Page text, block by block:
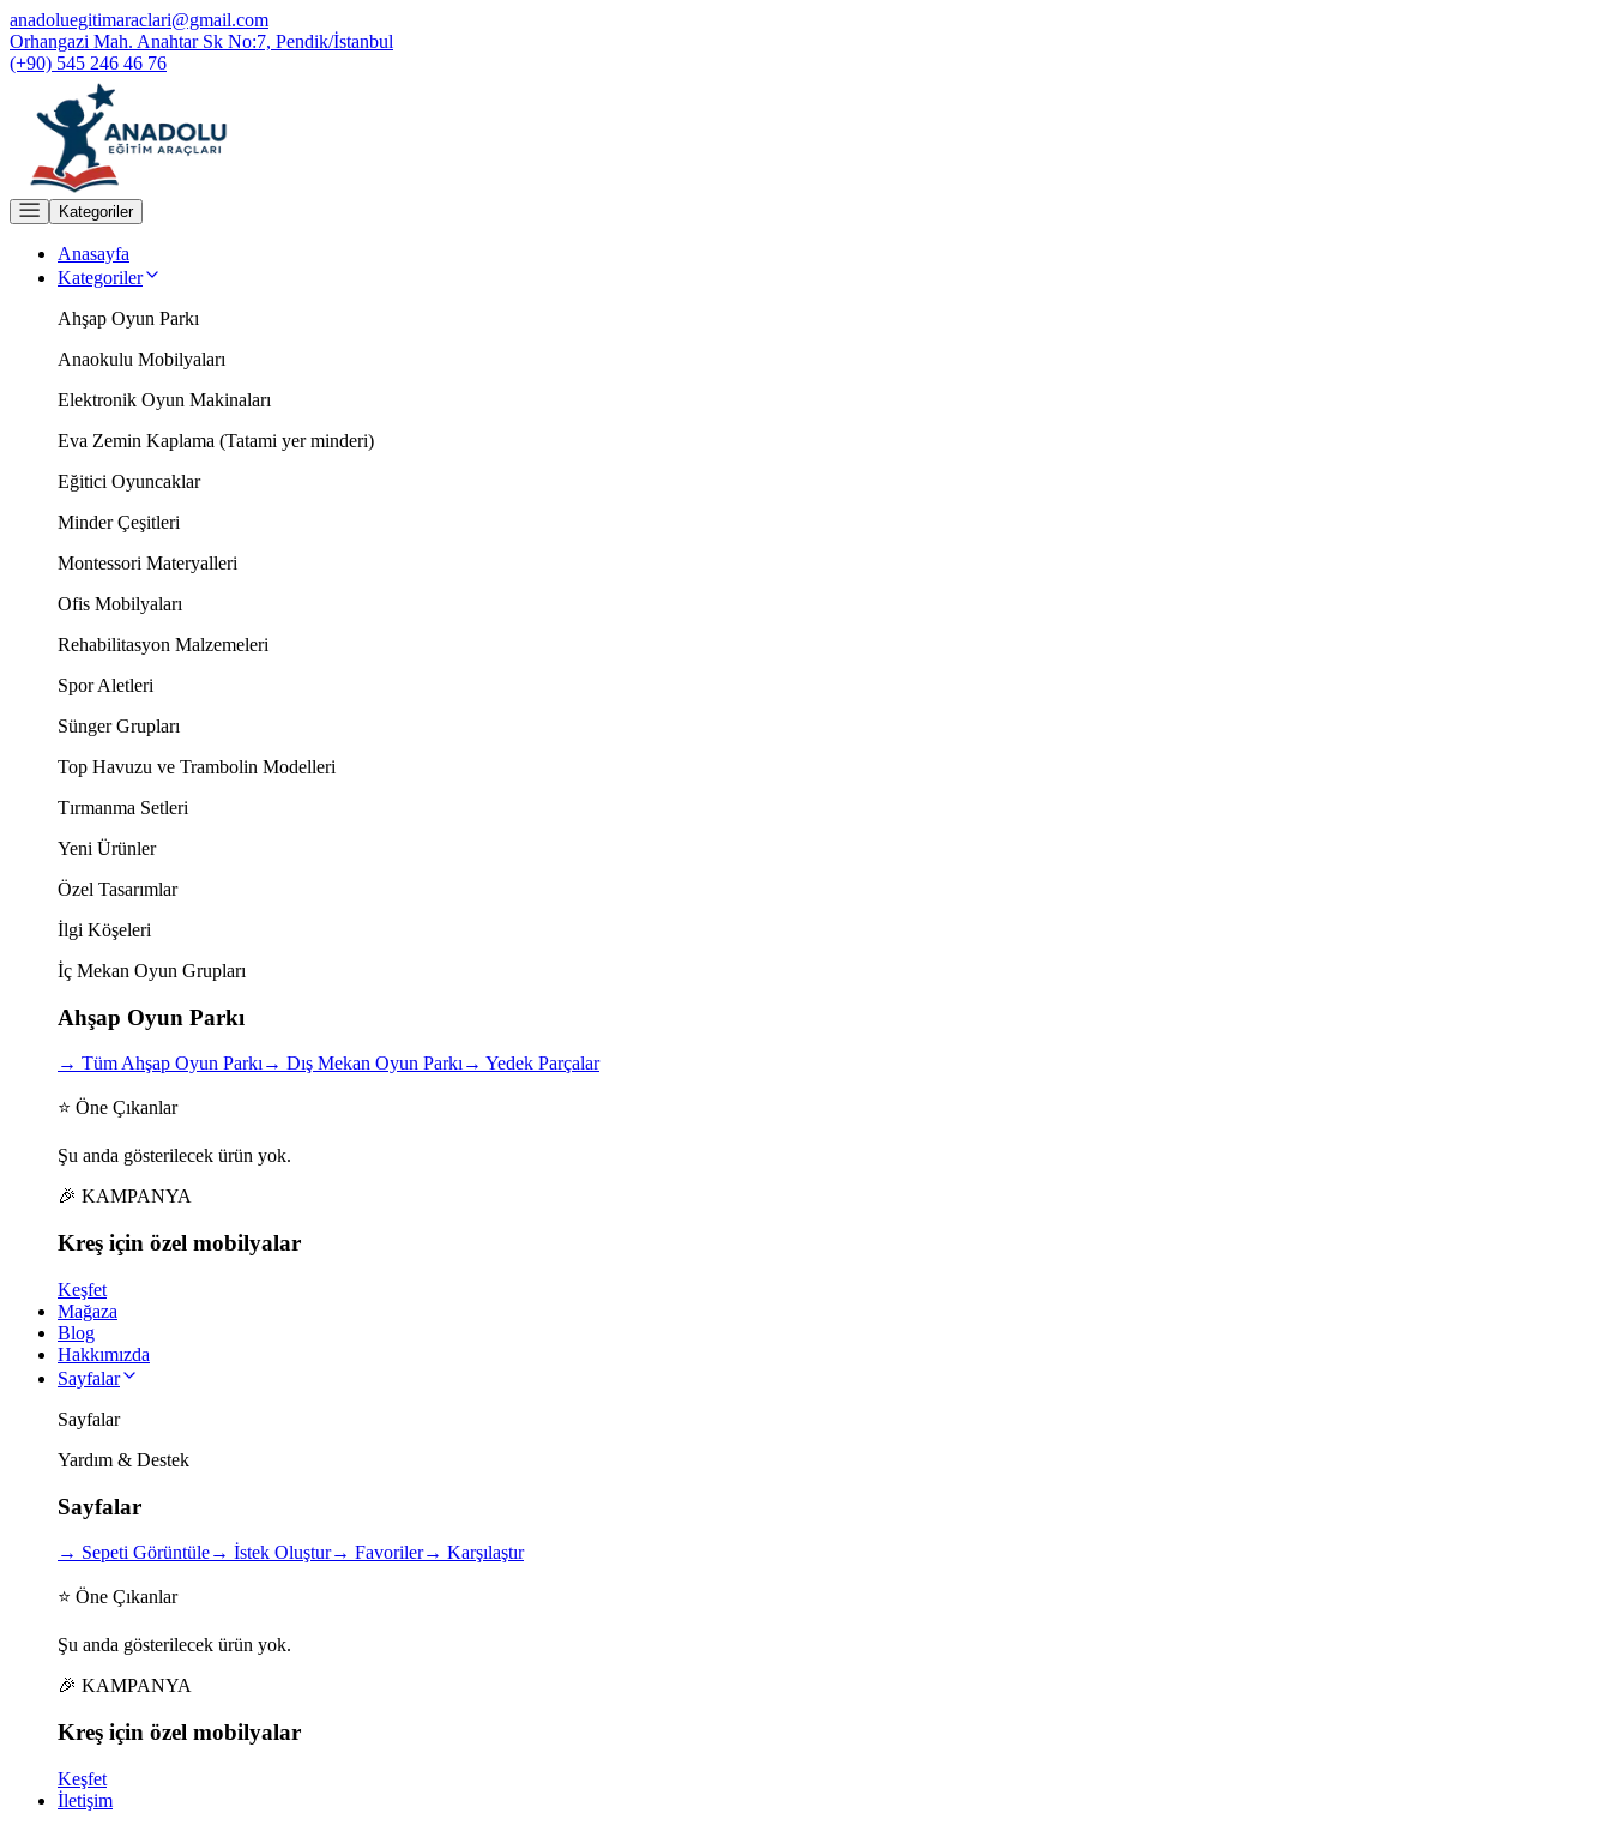
anadoluegitimaraclari@gmail.com
Orhangazi Mah. Anahtar Sk No:7, Pendik/İstanbul
(+90) 545 246 46 76
Kategoriler
Anasayfa
Kategoriler
Ahşap Oyun Parkı
Anaokulu Mobilyaları
Elektronik Oyun Makinaları
Eva Zemin Kaplama (Tatami yer minderi)
Eğitici Oyuncaklar
Minder Çeşitleri
Montessori Materyalleri
Ofis Mobilyaları
Rehabilitasyon Malzemeleri
Spor Aletleri
Sünger Grupları
Top Havuzu ve Trambolin Modelleri
Tırmanma Setleri
Yeni Ürünler
Özel Tasarımlar
İlgi Köşeleri
İç Mekan Oyun Grupları
Ahşap Oyun Parkı
→ Tüm Ahşap Oyun Parkı→ Dış Mekan Oyun Parkı→ Yedek Parçalar
⭐ Öne Çıkanlar
Şu anda gösterilecek ürün yok.
🎉 KAMPANYA
Kreş için özel mobilyalar
Keşfet
Mağaza
Blog
Hakkımızda
Sayfalar
Sayfalar
Yardım & Destek
Sayfalar
→ Sepeti Görüntüle→ İstek Oluştur→ Favoriler→ Karşılaştır
⭐ Öne Çıkanlar
Şu anda gösterilecek ürün yok.
🎉 KAMPANYA
Kreş için özel mobilyalar
Keşfet
İletişim